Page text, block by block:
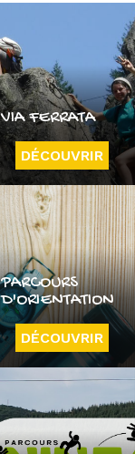
VIA FERRATA
DÉCOUVRIR
PARCOURS
D'ORIENTATION
DÉCOUVRIR